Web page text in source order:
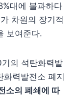
대에 불과하다
차원의 장기적
보여준다.
의 석탄화력발
력발전소 폐지
소의 폐쇄에 따